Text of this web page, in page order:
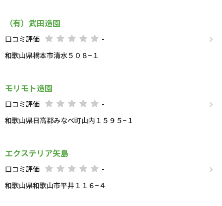
（有）武田造園
口コミ評価
-
和歌山県橋本市清水５０８−１
モリモト造園
口コミ評価
-
和歌山県日高郡みなべ町山内１５９５−１
エクステリア矢島
口コミ評価
-
和歌山県和歌山市平井１１６−４